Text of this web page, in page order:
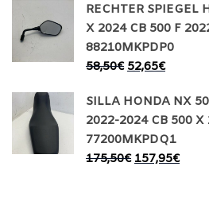
RECHTER SPIEGEL
X 2024 CB 500 F
88210MKPDP0
58,50€ 52,65€
SILLA HONDA NX
2022-2024 CB 500
77200MKPDQ1
175,50€ 157,95€